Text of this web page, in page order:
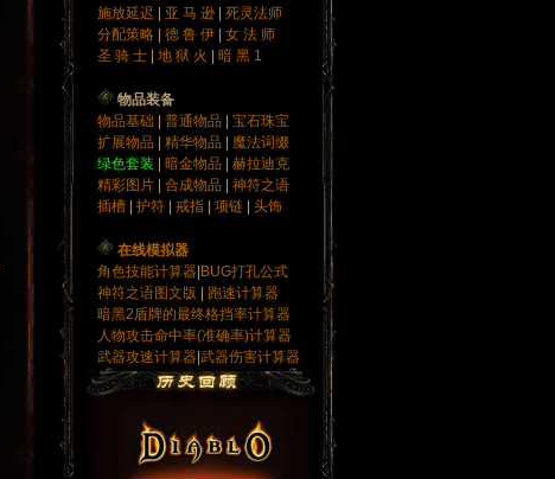
施放延迟
亚 马 逊
死灵法师
分配策略
德 鲁 伊
女 法 师
圣 骑 士
地 狱 火 暗 黑 1
物品装备
物品基础
普通物品 宝石珠宝
扩展物品
精华物品
魔法词缀
绿色套装
暗金物品
赫拉迪克
精彩图片
合成物品
神符之语
插槽
护符 戒指 项链 头饰
在线模拟器
角色技能计算器 BUG打孔公式
神符之语图文版
跑速计算器
暗黑2盾牌的最终格挡率计算器
人物攻击命中率(准确率)计算器
武器攻速计算器 武器伤害计算器